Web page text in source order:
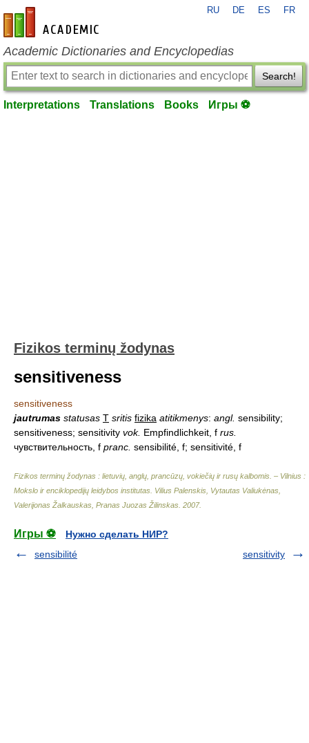
en-academic.com
RU DE ES FR
Academic Dictionaries and Encyclopedias
Search!
Interpretations Translations Books Игры ⚽
Fizikos terminų žodynas
sensitiveness
sensitiveness
jautrumas statusas T sritis fizika atitikmenys: angl. sensibility;
sensitiveness; sensitivity vok. Empfindlichkeit, f rus.
чувствительность, f pranc. sensibilité, f; sensitivité, f
Fizikos terminų žodynas : lietuvių, anglų, prancūzų, vokiečių ir rusų kalbomis. – Vilnius :
Mokslo ir enciklopedijų leidybos institutas Vilius Palenskis, Vytautas Valiukėnas,
Valerijonas Žalkauskas, Pranas Juozas Žilinskas 2007.
Игры ⚽
Нужно сделать НИР?
sensibilité
sensitivity